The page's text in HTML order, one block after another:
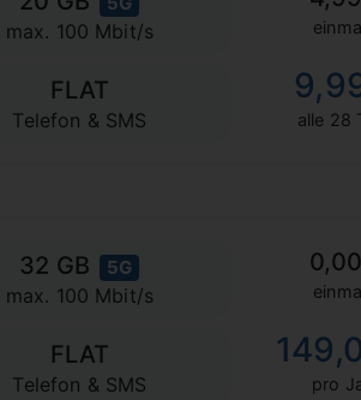
max. 100 Mbit/s
FLAT
Telefon & SMS alle 28
32 GB 5G
max. 100 Mbit/s
FLAT
Telefon & SMS pro